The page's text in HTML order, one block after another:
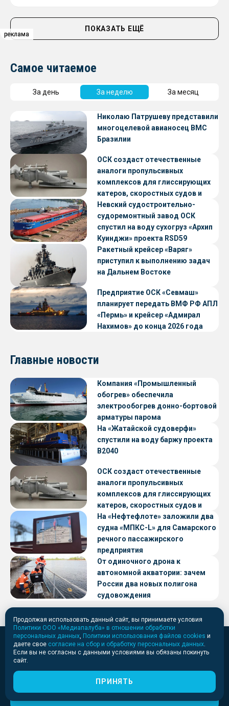
реклама
реклама
реклама
ПОКАЗАТЬ ЕЩЁ
Самое читаемое
За день За неделю За месяц
Николаю Патрушеву представили
многоцелевой авианосец ВМС
Бразилии
ОСК создаст отечественные
аналоги пропульсивных
комплексов для глиссирующих
катеров, скоростных судов и
судов с малой осадкой
Невский судостроительно-
судоремонтный завод ОСК
спустил на воду сухогруз «Архип
Куинджи» проекта RSD59
Ракетный крейсер «Варяг»
приступил к выполнению задач
на Дальнем Востоке
Предприятие ОСК «Севмаш»
планирует передать ВМФ РФ АПЛ
«Пермь» и крейсер «Адмирал
Нахимов» до конца 2026 года
Главные новости
Компания «Промышленный
обогрев» обеспечила
электрообогрев донно-бортовой
арматуры парома
«Петропавловск» проекта CNF22
На «Жатайской судоверфи»
спустили на воду баржу проекта
В2040
ОСК создаст отечественные
аналоги пропульсивных
комплексов для глиссирующих
катеров, скоростных судов и
судов с малой осадкой
На «Нефтефлоте» заложили два
судна «МПКС-L» для Самарского
речного пассажирского
предприятия
От одиночного дрона к
автономной акватории: зачем
России два новых полигона
судовождения
Последние новости и ежедневные дайджесты
в нашем телеграм-канале
Все о судостроении, судоремонте и судоходстве
Продолжая использовать данный сайт, вы принимаете условия
Политики ООО «Медиапалуба» в отношении обработки
персональных данных Политики использования файлов cookies и
даете свое согласие на сбор и обработку персональных данных
Если вы не согласны с данными условиями вы обязаны покинуть
сайт.
ПРИНЯТЬ